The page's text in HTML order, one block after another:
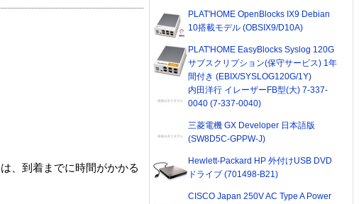
、到着までに時間がかかる
PLAT'HOME OpenBlocks IX9 Debian
10搭載モデル (OBSIX9/D10A)
PLAT'HOME EasyBlocks Syslog 120G
サブスクリプション(保守サービス) 1年
間付き (EBIX/SYSLOG120G/1Y)
内田洋行 イレーザーFB型(大) 7-337-
0040 (7-337-0040)
三菱電機 GX Developer 日本語版
(SW8D5C-GPPW-J)
Hewlett-Packard HP 外付けUSB DVD
ドライブ (701498-B21)
CISCO Japan 250V AC Type A Power